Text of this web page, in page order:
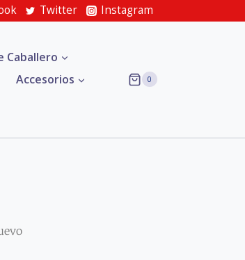
Twitter Instagram
Caballero
Accesorios
0